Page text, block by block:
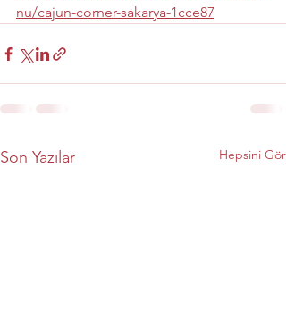
nu/cajun-corner-sakarya-1cce87
Son Yazılar Hepsini Gör